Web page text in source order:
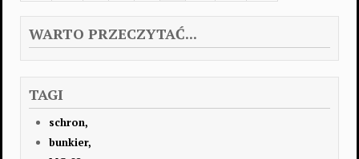
WARTO PRZECZYTAĆ...
TAGI
schron,
bunkier,